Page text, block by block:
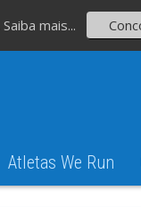
Atletas We Run
Saiba mais...